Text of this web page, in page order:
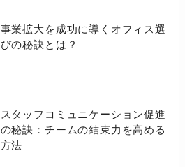
事業拡大を成功に導くオフィス選
びの秘訣とは？
スタッフコミュニケーション促進
の秘訣：チームの結束力を高める
方法